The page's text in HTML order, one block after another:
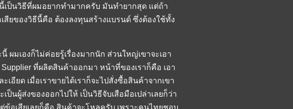
เป็นวิธีที่ผมอยากทำมากครับ มันทำยากสุด แต่ถ้า
สียของวิธีนี้คือ ต้องลงทุนสร้างแบรนด์ ซึ่งต้องใช้ทั้ง
ผมเองก็ไม่ค่อยรู้เรื่องมากนัก ส่วนใหญ่เขาจะเอา
ที่ผลิตสินค้าออกมา หน้าที่ของเราก็คือ เอา
อียด เมื่อเราขายได้เราก็จะไปสั่งซื้อสินค้าจากเขา
ป็นผู้ส่งของออกไปให้ เป็นวิธีจับเสือมือเปล่าเลยก็ว่า
อเสียเลยก็คือ สินค้าจะโหลครับ เพราะคนไทยชอบ